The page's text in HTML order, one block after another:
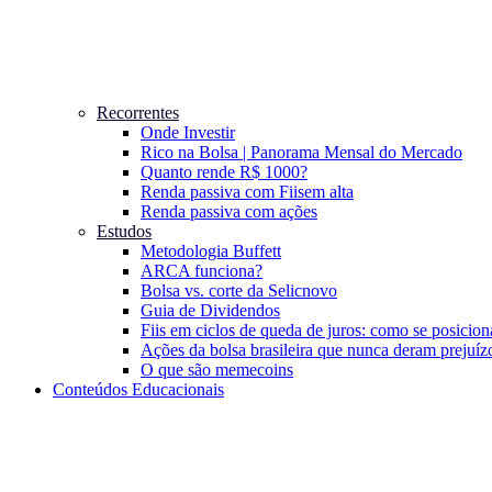
Recorrentes
Onde Investir
Rico na Bolsa | Panorama Mensal do Mercado
Quanto rende R$ 1000?
Renda passiva com Fiisem alta
Renda passiva com ações
Estudos
Metodologia Buffett
ARCA funciona?
Bolsa vs. corte da Selicnovo
Guia de Dividendos
Fiis em ciclos de queda de juros: como se
Ações da bolsa brasileira que nunca deram
O que são memecoins
Conteúdos Educacionais